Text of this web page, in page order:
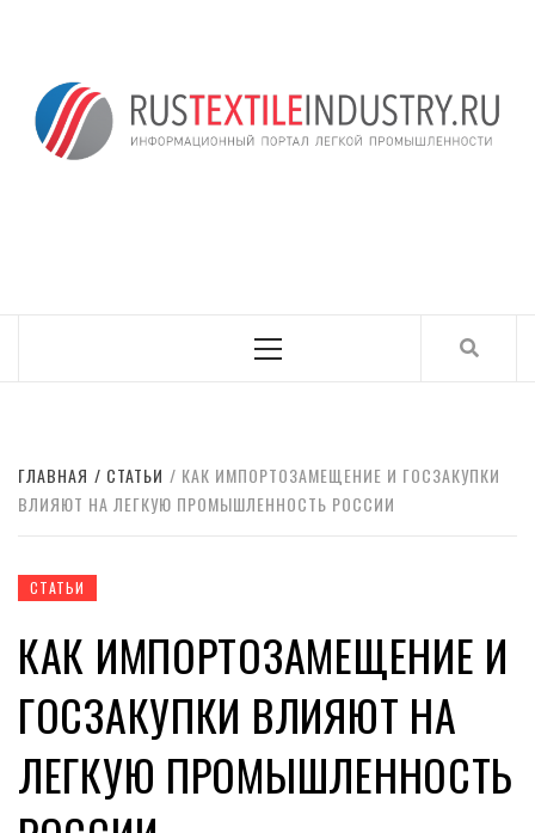
Menu
ГЛАВНАЯ СТАТЬИ
КАК ИМПОРТОЗАМЕЩЕНИЕ И ГОСЗАКУПКИ
ВЛИЯЮТ НА ЛЕГКУЮ ПРОМЫШЛЕННОСТЬ РОССИИ
СТАТЬИ
КАК ИМПОРТОЗАМЕЩЕНИЕ И
ГОСЗАКУПКИ ВЛИЯЮТ НА
ЛЕГКУЮ ПРОМЫШЛЕННОСТЬ